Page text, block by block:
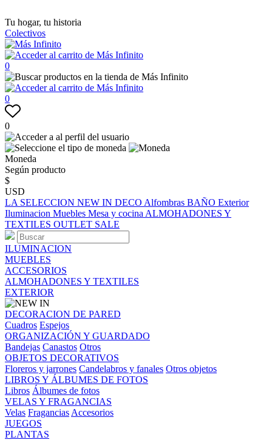
Tu hogar, tu historia
Colectivos
0
0
0
Moneda
Según producto
$
USD
LA SELECCION NEW IN DECO Alfombras BAÑO Exterior
Iluminacion Muebles Mesa y cocina ALMOHADONES Y
TEXTILES OUTLET SALE
ILUMINACION
MUEBLES
ACCESORIOS
ALMOHADONES Y TEXTILES
EXTERIOR
DECORACION DE PARED
Cuadros Espejos
ORGANIZACIÓN Y GUARDADO
Bandejas Canastos Otros
OBJETOS DECORATIVOS
Floreros y jarrones Candelabros y fanales Otros objetos
LIBROS Y ÁLBUMES DE FOTOS
Libros Álbumes de fotos
VELAS Y FRAGANCIAS
Velas Fragancias Accesorios
JUEGOS
PLANTAS